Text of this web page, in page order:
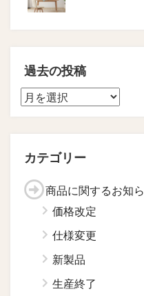
過去の投稿
カテゴリー
商品に関するお知
価格改定
仕様変更
新製品
生産終了